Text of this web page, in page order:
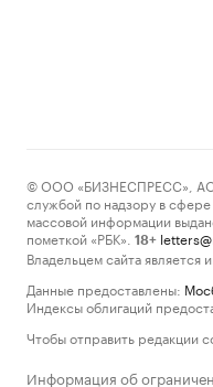
© ООО «БИЗНЕСПРЕСС», АО
службой по надзору в
массовой информации
пометкой «РБК».
18+
Владельцем сайта является
Данные предоставлены:
Индексы облигаций
Чтобы отправить редакции
Информация об